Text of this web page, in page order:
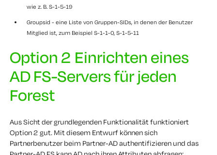
wie z. B. S-1-5-19
Groupsid - eine Liste von Gruppen-SIDs, in denen der Benutzer
Mitglied ist, zum Beispiel S-1-1-0, S-1-5-11
Option 2 Einrichten eines
AD FS-Servers für jeden
Forest
Aus Sicht der grundlegenden Funktionalität funktioniert
Option 2 gut. Mit diesem Entwurf können sich
Partnerbenutzer beim Partner-AD authentifizieren und das